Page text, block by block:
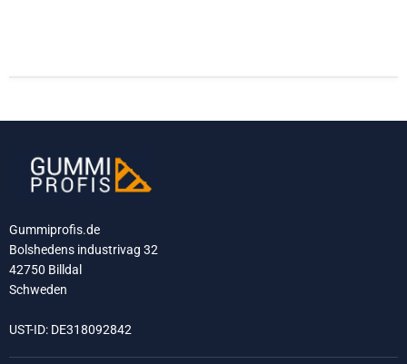
Gummiprofis.de
Bolshedens industrivag 32
42750 Billdal
Schweden
UST-ID: DE318092842